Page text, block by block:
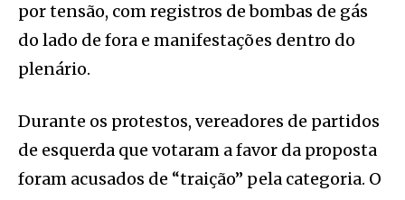
por tensão, com registros de bombas de gás
do lado de fora e manifestações dentro do
plenário.
Durante os protestos, vereadores de partidos
de esquerda que votaram a favor da proposta
foram acusados de “traição” pela categoria. O